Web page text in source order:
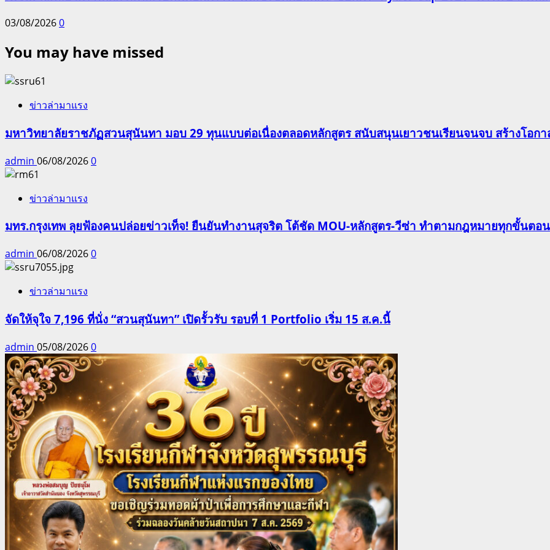
03/08/20260
You may have missed
ข่าวล่ามาแรง
มหาวิทยาลัยราชภัฏสวนสุนันทา มอบ 29 ทุนแบบต่อเนื่องตลอดหลักสูตร สนับสนุนเยาวชนเรียนจนจบ สร้างโอกา
admin 06/08/20260
ข่าวล่ามาแรง
มทร.กรุงเทพ ลุยฟ้องคนปล่อยข่าวเท็จ! ยืนยันทำงานสุจริต โต้ชัด MOU-หลักสูตร-วีซ่า ทำตามกฎหมายทุกขั้นตอน
admin 06/08/20260
ข่าวล่ามาแรง
จัดให้จุใจ 7,196 ที่นั่ง “สวนสุนันทา” เปิดรั้วรับ รอบที่ 1 Portfolio เริ่ม 15 ส.ค.นี้
admin 05/08/20260